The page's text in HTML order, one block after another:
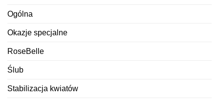
Ogólna
Okazje specjalne
RoseBelle
Ślub
Stabilizacja kwiatów